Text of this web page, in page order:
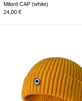
Milord CAP (white)
24,00 €